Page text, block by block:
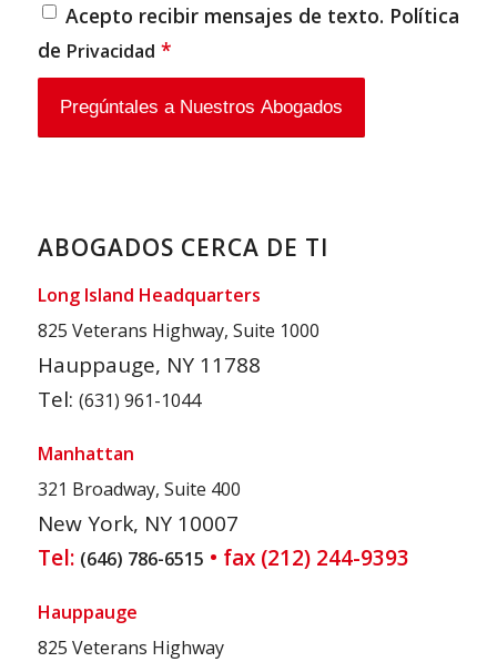
Acepto recibir mensajes de texto. Política
de Privacidad *
ABOGADOS CERCA DE TI
Long Island Headquarters
825 Veterans Highway, Suite 1000
Hauppauge, NY 11788
Tel: (631) 961-1044
Manhattan
321 Broadway, Suite 400
New York, NY 10007
Tel: (646) 786-6515 • fax (212) 244-9393
Hauppauge
825 Veterans Highway